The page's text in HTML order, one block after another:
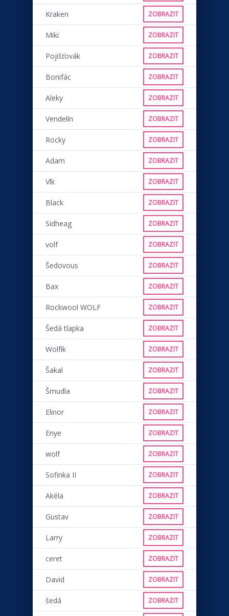
Kraken ZOBRAZIT
Miki ZOBRAZIT
Pojišťovák ZOBRAZIT
Bonifác ZOBRAZIT
Aleky ZOBRAZIT
Vendelín ZOBRAZIT
Rocky ZOBRAZIT
Adam ZOBRAZIT
Vlk ZOBRAZIT
Black ZOBRAZIT
Sidheag ZOBRAZIT
volf ZOBRAZIT
Šedovous ZOBRAZIT
Bax ZOBRAZIT
Rockwool WOLF ZOBRAZIT
Šedá tlapka ZOBRAZIT
Wolfík ZOBRAZIT
Šakal ZOBRAZIT
Šmudla ZOBRAZIT
Elinor ZOBRAZIT
Enye ZOBRAZIT
wolf ZOBRAZIT
Sofinka II ZOBRAZIT
Akéla ZOBRAZIT
Gustav ZOBRAZIT
Larry ZOBRAZIT
ceret ZOBRAZIT
David ZOBRAZIT
šedá ZOBRAZIT